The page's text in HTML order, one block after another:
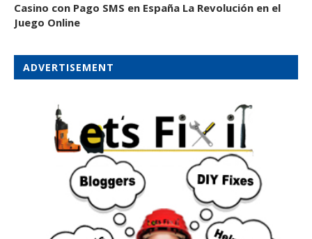
Casino con Pago SMS en España La Revolución en el
Juego Online
ADVERTISEMENT